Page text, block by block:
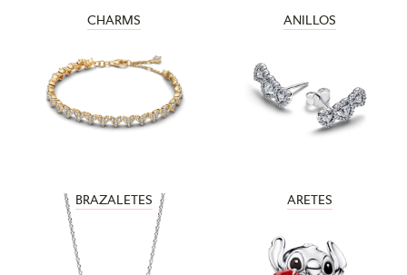
CHARMS ANILLOS
BRAZALETES ARETES